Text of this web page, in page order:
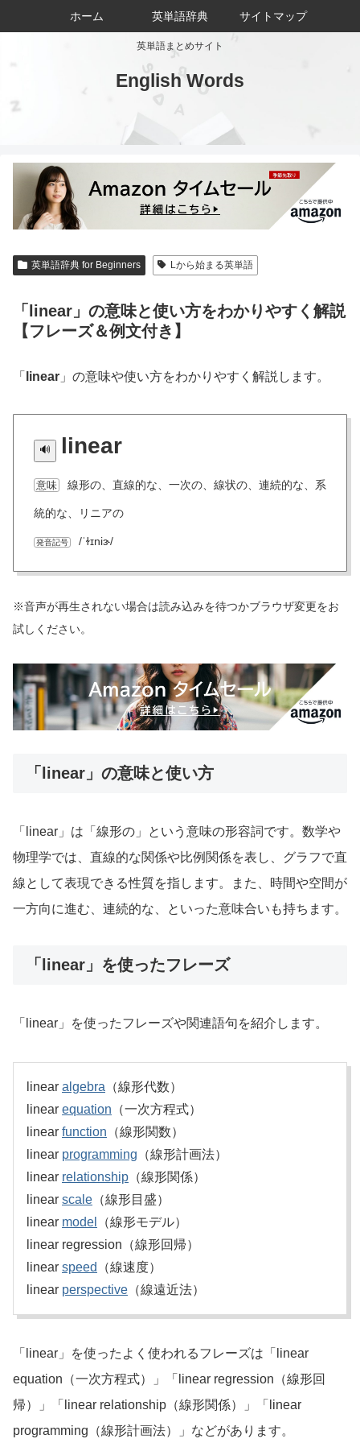
英単語まとめサイト
English Words
ホーム 英単語辞典 サイトマップ
英単語辞典 for Beginners Lから始まる英単語
「linear」の意味と使い方をわかりやすく解説
【フレーズ＆例文付き】
「 linear 」の意味や使い方をわかりやすく解説します。
linear
意味 線形の、直線的な、一次の、線状の、連続的な、系
統的な、リニアの
発音記号 /ˈɫɪniɝ/
※音声が再生されない場合は読み込みを待つかブラウザ変更をお
試しください。
「linear」の意味と使い方
「linear」は「線形の」という意味の形容詞です。数学や
物理学では、直線的な関係や比例関係を表し、グラフで直
線として表現できる性質を指します。また、時間や空間が
一方向に進む、連続的な、といった意味合いも持ちます。
「linear」を使ったフレーズ
「linear」を使ったフレーズや関連語句を紹介します。
linear algebra （線形代数）
linear equation （一次方程式）
linear function （線形関数）
linear programming （線形計画法）
linear relationship （線形関係）
linear scale （線形目盛）
linear model
（線形モデル）
linear regression（線形回帰）
linear speed
（線速度）
linear perspective （線遠近法）
「linear」を使ったよく使われるフレーズは「linear
equation（一次方程式）」「linear regression（線形回
帰）」「linear relationship（線形関係）」「linear
programming（線形計画法）」などがあります。